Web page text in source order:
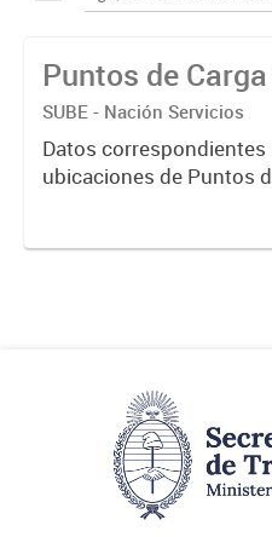
Puntos de
SUBE - Nación Servicios
Datos correspondientes
ubicaciones de Puntos